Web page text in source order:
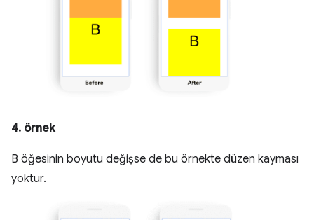
4. örnek
B öğesinin boyutu değişse de bu örnekte düzen kayması
yoktur.